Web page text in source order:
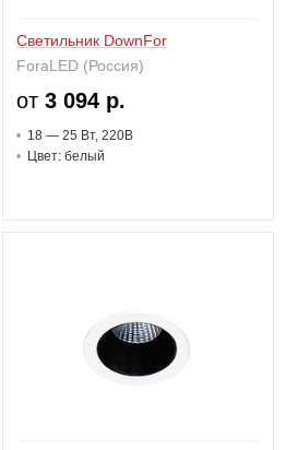
Светильник DownFor
ForaLED (Россия)
от 3 094 р.
18 — 25 Вт, 220В
Цвет: белый